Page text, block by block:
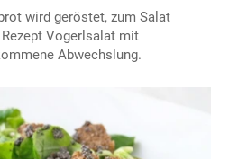
wird geröstet, zum Salat
Vogerlsalat mit
Abwechslung.